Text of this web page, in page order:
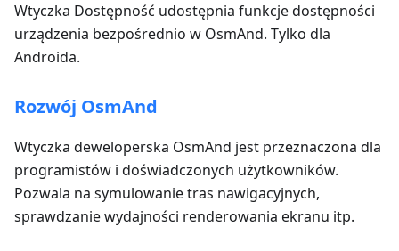
Wtyczka Dostępność udostępnia funkcje dostępności
urządzenia bezpośrednio w OsmAnd. Tylko dla
Androida.
Rozwój OsmAnd
Wtyczka deweloperska OsmAnd jest przeznaczona dla
programistów i doświadczonych użytkowników.
Pozwala na symulowanie tras nawigacyjnych,
sprawdzanie wydajności renderowania ekranu itp.